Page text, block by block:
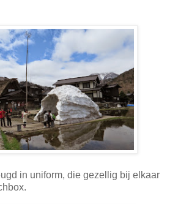
in uniform, die gezellig bij elkaar